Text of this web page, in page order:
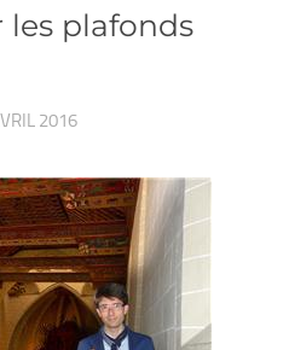
plafonds
2016